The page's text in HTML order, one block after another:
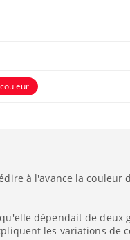
couleur
à l'avance la couleur
dépendait de deux
les variations de
poids